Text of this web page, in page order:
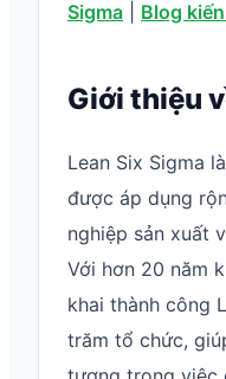
Sigma Blog
Giới thiệu
Lean Six Sigma
được áp dụng
nghiệp sản xuất
Với hơn 20 năm
khai thành công
trăm tổ chức,